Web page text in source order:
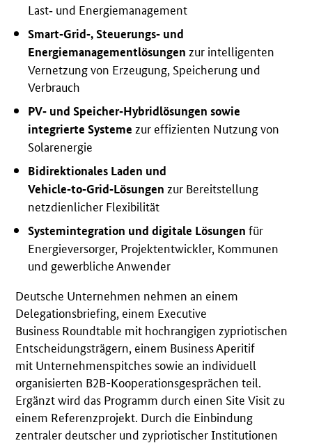
Last‑ und Energiemanagement
Smart‑Grid‑, Steuerungs‑ und
Energiemanagementlösungen zur intelligenten
Vernetzung von Erzeugung, Speicherung und
Verbrauch
PV‑ und Speicher‑Hybridlösungen sowie
integrierte Systeme zur effizienten Nutzung von
Solarenergie
Bidirektionales Laden und
Vehicle‑to‑Grid‑Lösungen zur Bereitstellung
netzdienlicher Flexibilität
Systemintegration und digitale Lösungenfür
Energieversorger, Projektentwickler, Kommunen
und gewerbliche Anwender
Deutsche Unternehmen nehmen an einem
Delegationsbriefing, einem Executive
Business Roundtable mit hochrangigen zypriotischen
Entscheidungsträgern, einem Business Aperitif
mit Unternehmenspitches sowie an individuell
organisierten B2B-Kooperationsgesprächen teil.
Ergänzt wird das Programm durch einen Site Visit zu
einem Referenzprojekt. Durch die Einbindung
zentraler deutscher und zypriotischer Institutionen